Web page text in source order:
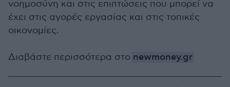
νοημοσύνη και στις επιπτώσεις που μπορεί να
έχει στις αγορές εργασίας και στις τοπικές
οικονομίες.
Διαβάστε περισσότερα στο newmoney.gr